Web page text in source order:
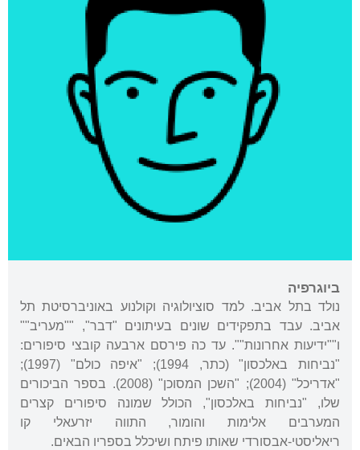
ביוגרפיה
נולד בתל אביב. למד סוציולוגיה וקולנוע באוניברסיטת תל
אביב. עבד בתפקידים שונים בעיתונים "דבר", ""מעריב""
ו""ידיעות אחרונות"". עד כה פירסם ארבעה קובצי סיפורים:
"נביחות באלכסון" (כתר, 1994); "איפה כולם" (1997);
"אדריכל" (2004); "השכן המסוכן" (2008). בספר הביכורים
שלו, "נביחות באלכסון", הכולל שמונה סיפורים קצרים
המערבים אלימות והומור, התווה יזרעאלי קו
ריאליסטי-אבסורדי שאותו פיתח ושיכלל בספריו הבאים.